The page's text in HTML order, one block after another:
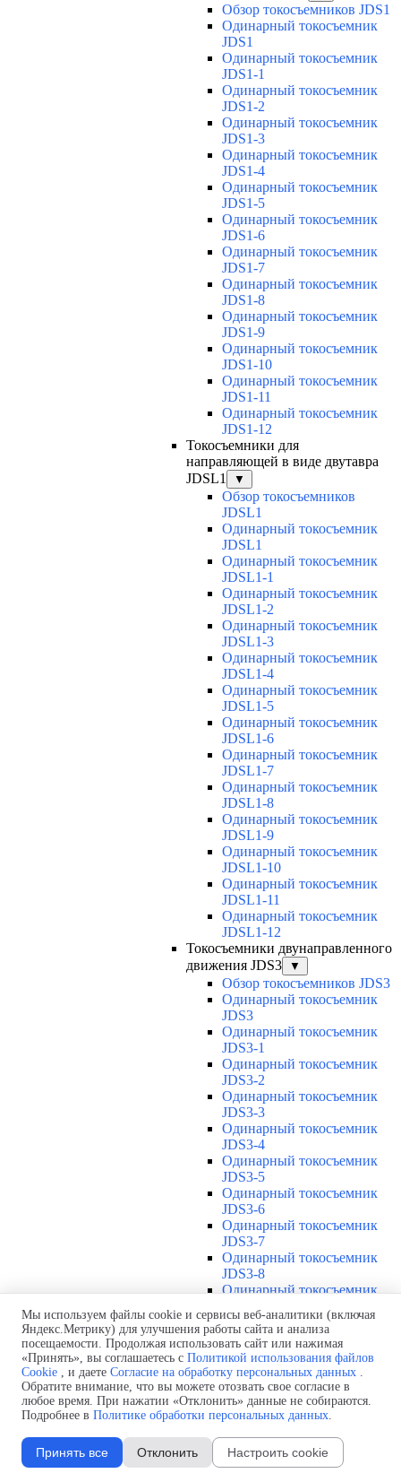
Обзор токосъемников JDS1
Одинарный токосъемник
JDS1
Одинарный токосъемник
JDS1-1
Одинарный токосъемник
JDS1-2
Одинарный токосъемник
JDS1-3
Одинарный токосъемник
JDS1-4
Одинарный токосъемник
JDS1-5
Одинарный токосъемник
JDS1-6
Одинарный токосъемник
JDS1-7
Одинарный токосъемник
JDS1-8
Одинарный токосъемник
JDS1-9
Одинарный токосъемник
JDS1-10
Одинарный токосъемник
JDS1-11
Одинарный токосъемник
JDS1-12
Токосъемники для
направляющей в виде двутавра
JDSL1
▼
Обзор токосъемников
JDSL1
Одинарный токосъемник
JDSL1
Одинарный токосъемник
JDSL1-1
Одинарный токосъемник
JDSL1-2
Одинарный токосъемник
JDSL1-3
Одинарный токосъемник
JDSL1-4
Одинарный токосъемник
JDSL1-5
Одинарный токосъемник
JDSL1-6
Одинарный токосъемник
JDSL1-7
Одинарный токосъемник
JDSL1-8
Одинарный токосъемник
JDSL1-9
Одинарный токосъемник
JDSL1-10
Одинарный токосъемник
JDSL1-11
Одинарный токосъемник
JDSL1-12
Токосъемники двунаправленного
движения JDS3
▼
Обзор токосъемников JDS3
Одинарный токосъемник
JDS3
Одинарный токосъемник
JDS3-1
Одинарный токосъемник
JDS3-2
Одинарный токосъемник
JDS3-3
Одинарный токосъемник
JDS3-4
Одинарный токосъемник
JDS3-5
Одинарный токосъемник
JDS3-6
Одинарный токосъемник
JDS3-7
Одинарный токосъемник
JDS3-8
Одинарный токосъемник
Одинарный токосъемник
JDS3-10
Одинарный токосъемник
JDS3-11
Одинарный токосъемник
JDS3-12
Соединения U12 ▼
Защитная оболочка для
соединений U12
Стыковочное соединение U12
Мы используем файлы cookie и сервисы веб-аналитики (включая
Яндекс.Метрику) для улучшения работы сайта и анализа
посещаемости. Продолжая использовать сайт или нажимая
«Принять», вы соглашаетесь с Политикой использования файлов
Cookie , и даете Согласие на обработку персональных данных .
Обратите внимание, что вы можете отозвать свое согласие в
любое время. При нажатии «Отклонить» данные не собираются.
Подробнее в Политике обработки персональных данных.
Принять все Отклонить Настроить cookie